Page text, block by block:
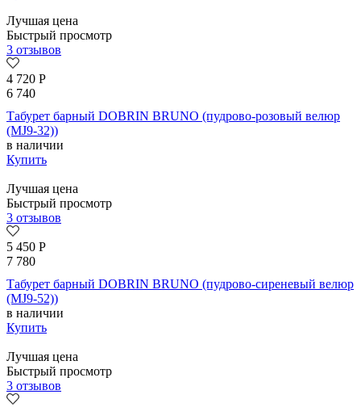
Лучшая цена
Быстрый просмотр
3 отзывов
4 720 Р
6 740
Табурет барный DOBRIN BRUNO (пудрово-розовый велюр
(MJ9-32))
в наличии
Купить
Лучшая цена
Быстрый просмотр
3 отзывов
5 450 Р
7 780
Табурет барный DOBRIN BRUNO (пудрово-сиреневый велюр
(MJ9-52))
в наличии
Купить
Лучшая цена
Быстрый просмотр
3 отзывов